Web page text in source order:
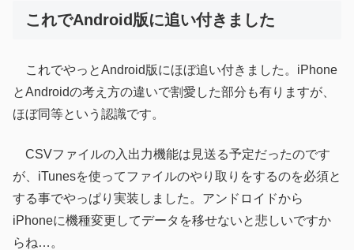
これでAndroid版に追い付きました
これでやっとAndroid版にほぼ追い付きました。iPhone
とAndroidの考え方の違いで割愛した部分も有りますが、
ほぼ同等という認識です。
CSVファイルの入出力機能は見送る予定だったのです
が、iTunesを使ってファイルのやり取りをするのを必須と
する事でやっぱり実装しました。アンドロイドから
iPhoneに機種変更してデータを移せないと悲しいですか
らね…。